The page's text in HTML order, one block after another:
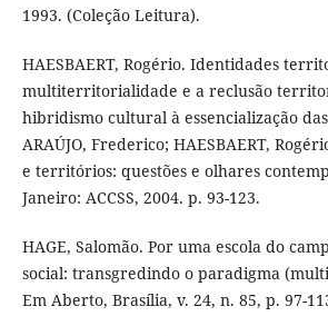
1993. (Coleção Leitura).
HAESBAERT, Rogério. Identidades
multiterritorialidade e a reclusão
hibridismo cultural à essencialização
ARAÚJO, Frederico; HAESBAERT,
e territórios: questões e olhares
Janeiro: ACCSS, 2004. p. 93-123.
HAGE, Salomão. Por uma escola do
social: transgredindo o paradigma
Em Aberto, Brasília, v. 24, n. 85, p. 97-